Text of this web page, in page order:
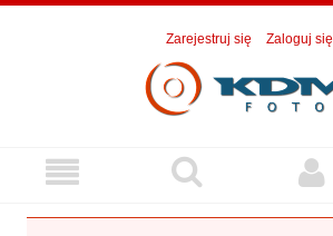
Zarejestruj się Zaloguj się